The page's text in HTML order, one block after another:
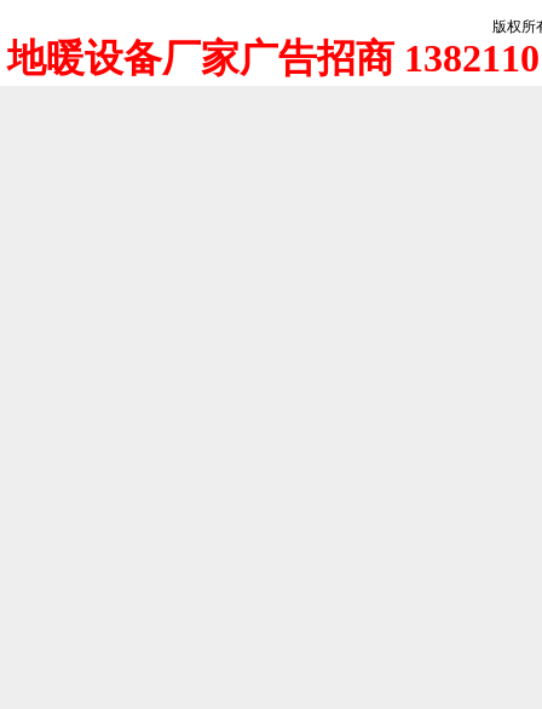
版权所
地暖设备厂家广告招商